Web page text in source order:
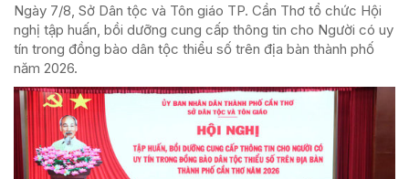
Ngày 7/8, Sở Dân tộc và Tôn giáo TP. Cần Thơ tổ chức Hội
nghị tập huấn, bồi dưỡng cung cấp thông tin cho Người có uy
tín trong đồng bào dân tộc thiểu số trên địa bàn thành phố
năm 2026.